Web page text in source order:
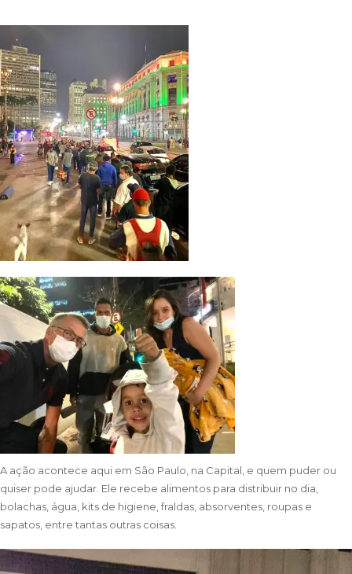
A ação acontece aqui em São Paulo, na Capital, e quem puder ou
quiser pode ajudar. Ele recebe alimentos para distribuir no dia,
bolachas, água, kits de higiene, fraldas, absorventes, roupas e
sapatos, entre tantas outras coisas.
Tocador